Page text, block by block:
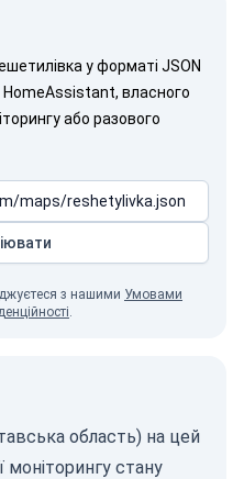
у форматі JSON
власного
або разового
з нашими Умовами
.
область) на цей
моніторингу стану